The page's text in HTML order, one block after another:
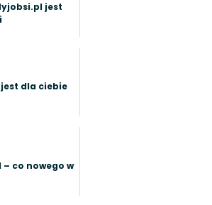
jest
dla ciebie
co nowego w